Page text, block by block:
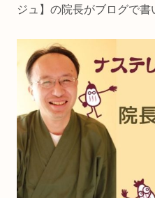
ジュ】の院長がブログで書